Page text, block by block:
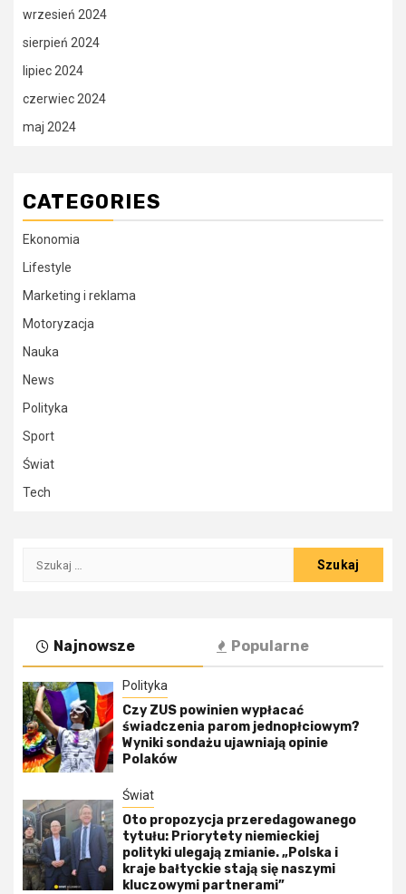
wrzesień 2024
sierpień 2024
lipiec 2024
czerwiec 2024
maj 2024
CATEGORIES
Ekonomia
Lifestyle
Marketing i reklama
Motoryzacja
Nauka
News
Polityka
Sport
Świat
Tech
Szukaj:
Najnowsze Popularne
Polityka
Czy ZUS powinien wypłacać
świadczenia parom jednopłciowym?
Wyniki sondażu ujawniają opinie
Polaków
Świat
Oto propozycja przeredagowanego
tytułu: Priorytety niemieckiej
polityki ulegają zmianie. „Polska i
kraje bałtyckie stają się naszymi
kluczowymi partnerami”